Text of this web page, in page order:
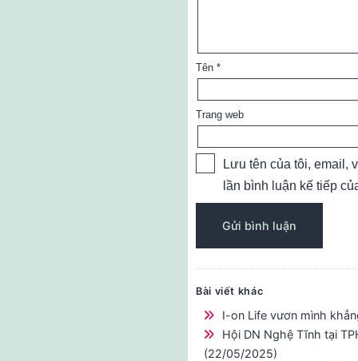
Tên *
Trang web
Lưu tên của tôi, email,
lần bình luận kế tiếp
Bài viết khác
I-on Life vươn mình
Hội DN Nghệ Tĩnh tại
(22/05/2025)